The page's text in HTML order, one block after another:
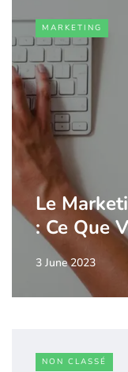
MARKETING
Le
: Ce Que
3 June 2023
NON CLASSÉ